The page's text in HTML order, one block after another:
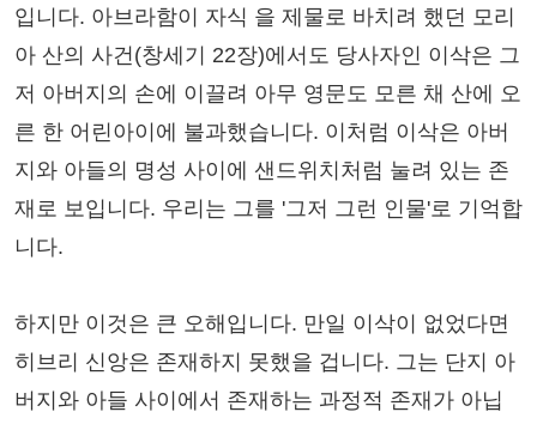
입니다. 아브라함이 자식 을 제물로 바치려 했던 모리
아 산의 사건(창세기 22장)에서도 당사자인 이삭은 그
저 아버지의 손에 이끌려 아무 영문도 모른 채 산에 오
른 한 어린아이에 불과했습니다. 이처럼 이삭은 아버
지와 아들의 명성 사이에 샌드위치처럼 눌려 있는 존
재로 보입니다. 우리는 그를 '그저 그런 인물'로 기억합
니다.
하지만 이것은 큰 오해입니다. 만일 이삭이 없었다면
히브리 신앙은 존재하지 못했을 겁니다. 그는 단지 아
버지와 아들 사이에서 존재하는 과정적 존재가 아닙